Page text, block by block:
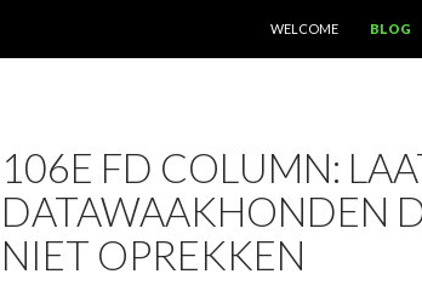
WELCOME
BLOG
106E FD COLUMN:
DATAWAAKHONDEN
NIET OPREKKEN